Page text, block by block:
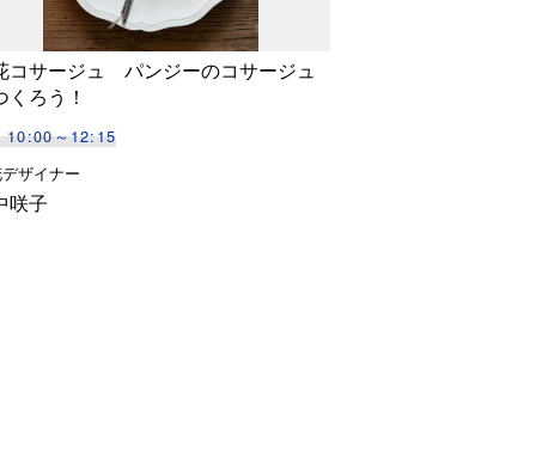
コサージュ パンジーのコサージュ
くろう！
10:00～12:15
ザイナー
咲子